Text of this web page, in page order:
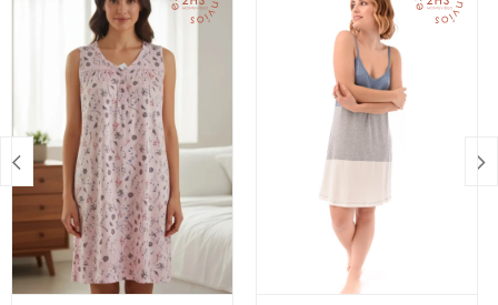
 